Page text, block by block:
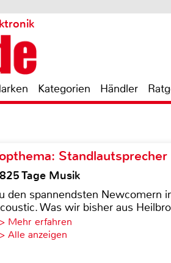
Kategorien Händler
Standlautsprecher
Tage Musik
den spannendsten Newcomern
Was wir bisher aus
Mehr erfahren
Alle anzeigen